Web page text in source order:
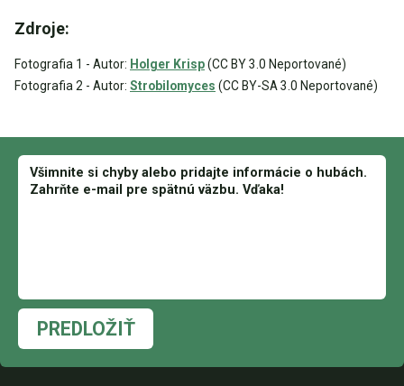
Zdroje:
Fotografia 1 - Autor: Holger Krisp(CC BY 3.0 Neportované)
Fotografia 2 - Autor: Strobilomyces (CC BY-SA 3.0 Neportované)
PREDLOŽIŤ